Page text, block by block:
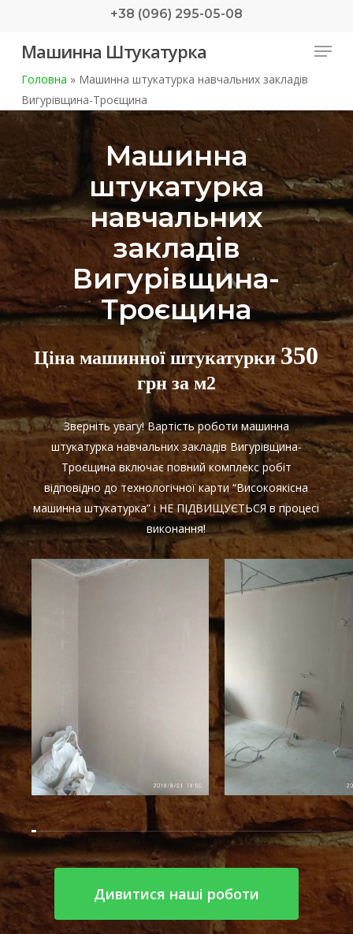
main
+38 (096) 295-05-08
Машинна Штукатурка Menu
Головна »Машинна штукатурка навчальних закладів
Вигурівщина-Троєщина
Машинна
штукатурка
навчальних
закладів
Вигурівщина-
Троєщина
Ціна машинної штукатурки350
грн за м2
Зверніть увагу! Вартість роботи машинна
штукатурка навчальних закладів Вигурівщина-
Троєщина включає повний комплекс робіт
відповідно до технологічної карти “Високоякісна
машинна штукатурка” і НЕ ПІДВИЩУЄТЬСЯ в процесі
виконання!
Дивитися наші роботи